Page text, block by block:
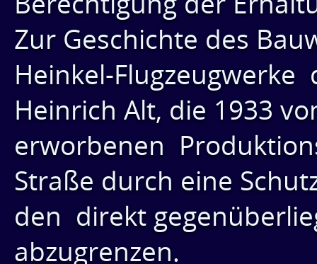
Zur Geschichte des
Heinkel-Flugzeugwerke
Heinrich Alt, die 1933
erworbenen
Straße durch eine
den direkt
abzugrenzen.